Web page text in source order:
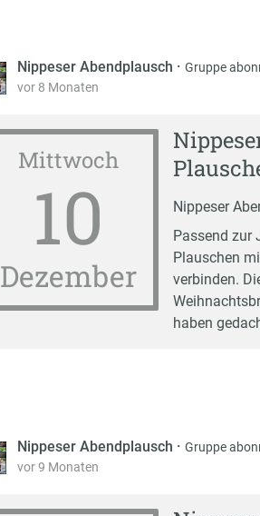
Nippeser Abendplausch · Gruppe
vor 8 Monaten
Mittwoch
10
Dezember
Nippeser
Passend zur
Plauschen
verbinden.
haben
Nippeser Abendplausch · Gruppe
vor 9 Monaten